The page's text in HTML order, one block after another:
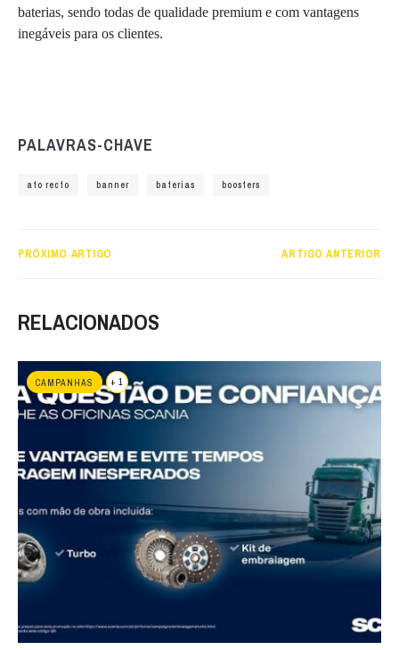
baterias, sendo todas de qualidade premium e com vantagens
inegáveis para os clientes.
PALAVRAS-CHAVE
ato recto banner baterias boosters
PRÓXIMO ARTIGO ARTIGO ANTERIOR
RELACIONADOS
CAMPANHAS + 1